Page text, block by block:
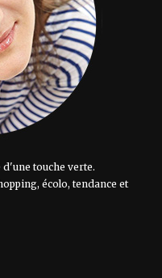
touche verte.
écolo, tendance et